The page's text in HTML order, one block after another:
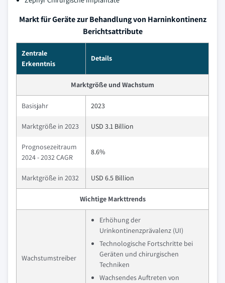
Markt für Geräte zur Behandlung von Harninkontinenz
Berichtsattribute
Zentrale
Erkenntnis
Details
Marktgröße und Wachstum
Basisjahr 2023
Marktgröße in 2023 USD 3.1 Billion
Prognosezeitraum
2024 - 2032 CAGR
8.6%
Marktgröße in 2032 USD 6.5 Billion
Wichtige Markttrends
Wachstumstreiber
Erhöhung der
Urinkontinenzprävalenz (UI)
Technologische Fortschritte bei
Geräten und chirurgischen
Techniken
Wachsendes Auftreten von